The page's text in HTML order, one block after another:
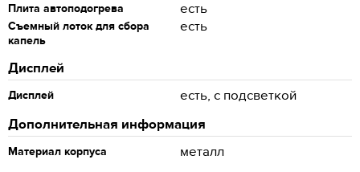
Плита автоподогрева есть
Съемный лоток для сбора
капель
есть
Дисплей
Дисплей
есть, с подсветкой
Дополнительная информация
Материал корпуса
металл